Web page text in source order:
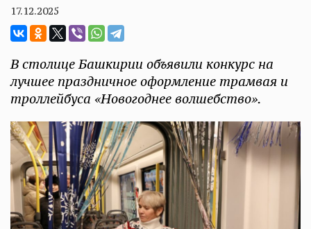
17.12.2025
В столице Башкирии объявили конкурс на
лучшее праздничное оформление трамвая и
троллейбуса «Новогоднее волшебство».